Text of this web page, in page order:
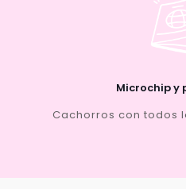
Microchip y
Cachorros con todos